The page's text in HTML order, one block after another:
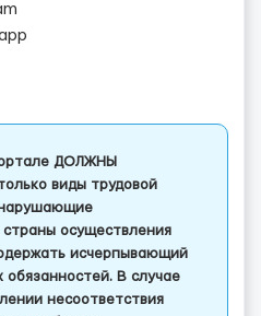
ДОЛЖНЫ
виды трудовой
страны осуществления
исчерпывающий
обязанностей. В случае
несоответствия